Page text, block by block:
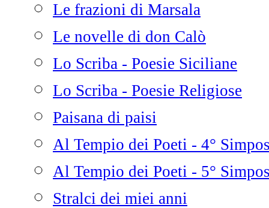
Le frazioni di Marsala
Le novelle di don Calò
Lo Scriba - Poesie Siciliane
Lo Scriba - Poesie Religiose
Paisana di paisi
Al Tempio dei Poeti - 4°
Al Tempio dei Poeti - 5°
Stralci dei miei anni